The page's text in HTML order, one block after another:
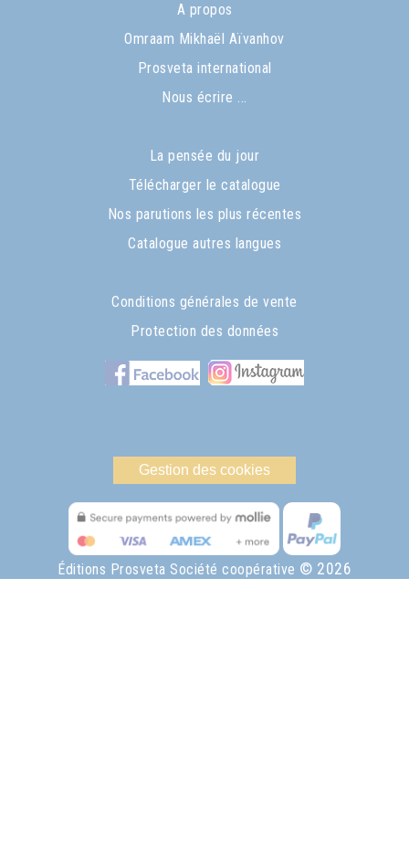
A propos
Omraam Mikhaël Aïvanhov
Prosveta international
Nous écrire ...
La pensée du jour
Télécharger le catalogue
Nos parutions les plus récentes
Catalogue autres langues
Conditions générales de vente
Protection des données
Gestion des cookies
Éditions Prosveta Société coopérative © 2026